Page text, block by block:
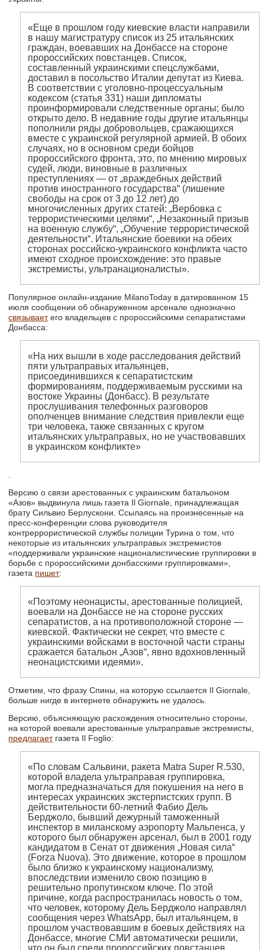
«Еще в прошлом году киевские власти направили
в нашу магистратуру список из 25 итальянских
граждан, воевавших на Донбассе на стороне
пророссийских повстанцев. Список,
составленный украинскими спецслужбами,
доставил в посольство Италии депутат из Киева.
В соответствии с уголовно-процессуальным
кодексом (статья 331) наши дипломаты
проинформировали следственные органы; было
открыто дело. В недавние годы другие итальянцы
пополнили ряды добровольцев, сражающихся
вместе с украинской регулярной армией. В обоих
случаях, но в основном среди бойцов
пророссийского фронта, это, по мнению мировых
судей, люди, виновные в различных
преступлениях — от „враждебных действий
против иностранного государства“ (лишение
свободы на срок от 3 до 12 лет) до
многочисленных других статей: „Вербовка с
террористическими целями“, „Незаконный призыв
на военную службу“, „Обучение террористической
деятельности“. Итальянские боевики на обеих
сторонах российско-украинского конфликта часто
имеют сходное происхождение: это правые
экстремисты, ультранационалисты».
Популярное онлайн-издание MilanoToday в датированном 15
июля сообщении об обнаруженном арсенале однозначно
связываетего владельцев с пророссийскими сепаратистами
Донбасса:
«На них вышли в ходе расследования действий
пяти ультраправых итальянцев,
присоединившихся к сепаратистским
формированиям, поддерживаемым русскими на
востоке Украины (Донбасс). В результате
прослушивания телефонных разговоров
ополченцев внимание следствия привлекли еще
три человека, также связанных с кругом
итальянских ультраправых, но не участвовавших
в украинском конфликте»
.
Версию о связи арестованных с украинским батальоном
«Азов» выдвинула лишь газета Il Giornale, принадлежащая
брату Сильвио Берлускони. Ссылаясь на произнесенные на
пресс-конференции слова руководителя
контреррористической службы полиции Турина о том, что
некоторые из итальянских ультраправых экстремистов
«поддерживали украинские националистические группировки в
борьбе с пророссийскими донбасскими группировками»,
газета пишет:
«Поэтому неонацисты, арестованные полицией,
воевали на Донбассе не на стороне русских
сепаратистов, а на противоположной стороне —
киевской. Фактически не секрет, что вместе с
украинскими войсками в восточной части страны
сражается батальон „Азов“, явно вдохновленный
неонацистскими идеями».
Отметим, что фразу Спины, на которую ссылается Il Giornale,
больше нигде в интернете обнаружить не удалось.
Версию, объясняющую расхождения относительно стороны,
на которой воевали арестованные ультраправые экстремисты,
предлагаетгазета Il Foglio:
«По словам Сальвини, ракета Matra Super R.530,
которой владела ультраправая группировка,
могла предназначаться для покушения на него в
интересах украинских экстерпистских групп. В
действительности 60-летний Фабио Дель
Берджоло, бывший дежурный таможенный
инспектор в миланскому аэропорту Мальпенса, у
которого был обнаружен арсенал, был в 2001 году
кандидатом в Сенат от движения „Новая сила“
(Forza Nuova). Это движение, которое в прошлом
было близко к украинскому национализму,
впоследствии изменило свою позицию в
решительно пропутинском ключе. По этой
причине, когда распространилась новость о том,
что человек, которому Дель Берджоло направлял
сообщения через WhatsApp, был итальянцем, в
прошлом участвовавшим в боевых действиях на
Донбассе, многие СМИ автоматически решили,